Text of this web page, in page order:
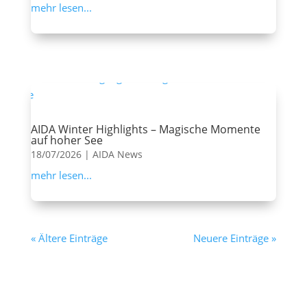
mehr lesen...
AIDA Winter Highlights – Magische Momente
auf hoher See
18/07/2026| AIDA News
mehr lesen...
« Ältere Einträge Neuere Einträge »